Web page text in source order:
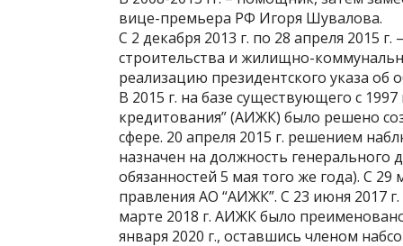
вице-премьера РФ Игоря Шувалова.
С 2 декабря 2013 г. по 28 апреля 2015
строительства и жилищно-
реализацию президентского указа
В 2015 г. на базе существующего с
кредитования” (АИЖК) было решено
сфере. 20 апреля 2015 г. решением
назначен на должность генерального
обязанностей 5 мая того же года). С
правления АО “АИЖК”. С 23 июня 2017
марте 2018 г. АИЖК было
января 2020 г., оставшись членом